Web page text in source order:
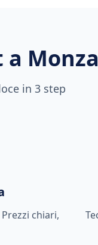
a
in 3 step
chiari,